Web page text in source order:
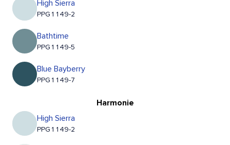
High Sierra
PPG1149-2
Bathtime
PPG1149-5
Blue Bayberry
PPG1149-7
Harmonie
High Sierra
PPG1149-2